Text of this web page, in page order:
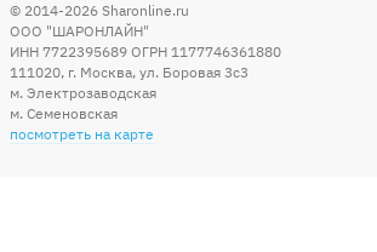
© 2014-2026 Sharonline.ru
ООО "ШАРОНЛАЙН"
ИНН 7722395689 ОГРН 1177746361880
111020, г. Москва, ул. Боровая 3c3
м. Электрозаводская
м. Семеновская
посмотреть на карте